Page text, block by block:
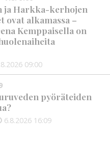
ja Harkka-kerhojen
ovat alkamassa –
Kemppaisella on
09:00
pyöräteiden
6.8.2026 16:09